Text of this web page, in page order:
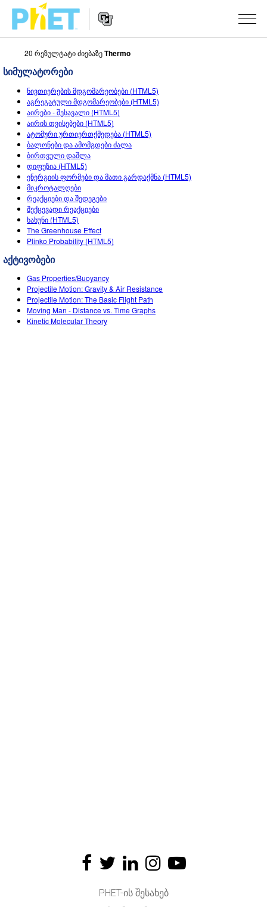
Search
the
PhET
Website
Navigation
ᲡᲘᲛᲣᲚᲐᲪᲘᲔᲑᲘ
All Sims
ფიზიკა
მათემატიკა
ქიმია
ბუნებისმეტყველება
ბიოლოგია
თარგმნილი სიმ-ები
Customizable Sims
STUDIO
About Studio
Customizable Sims
Start a Free Trial
Purchase a License
TEACHING
აქტივობების ჩამონათვალი
გააზიარე შენი აქტივობები
Activity Contribution Guidelines
Virtual Workshops
Professional Learning with PhET
ᲙᲕᲚᲔᲕᲔᲑᲘ
INITIATIVES
Inclusive Design
PhET Global
DEIB in STEM Ed
SceneryStack OSE
Impact Report
ᲨᲔᲡᲕᲚᲐ / ᲠᲔᲒᲘᲡᲢᲠᲐᲪᲘᲐ
ᲨᲔᲡᲕᲚᲐ / ᲠᲔᲒᲘᲡᲢᲠᲐᲪᲘᲐ
20 რეზულტატი ძიებაზეThermo
სიმულატორები
ნივთიერების მდგომარეობები (HTML5)
აგრეგატული მდგომარეობები (HTML5)
აირები - შესავალი (HTML5)
აირის თვისებები (HTML5)
ატომური ურთიერთქმედება (HTML5)
ბალონები და ამომგდები ძალა
ბირთვული დაშლა
დიფუზია (HTML5)
ენერგიის ფორმები და მათი გარდაქმნა (HTML5)
მიკროტალღები
რეაქციები და შედეგები
შექცევადი რეაქციები
ხახუნი (HTML5)
The Greenhouse Effect
Plinko Probability (HTML5)
აქტივობები
Gas Properties/Buoyancy
Projectile Motion: Gravity & Air Resistance
Projectile Motion: The Basic Flight Path
Moving Man - Distance vs. Time Graphs
Kinetic Molecular Theory
PHET-ᲘᲡ ᲨᲔᲡᲐᲮᲔᲑ